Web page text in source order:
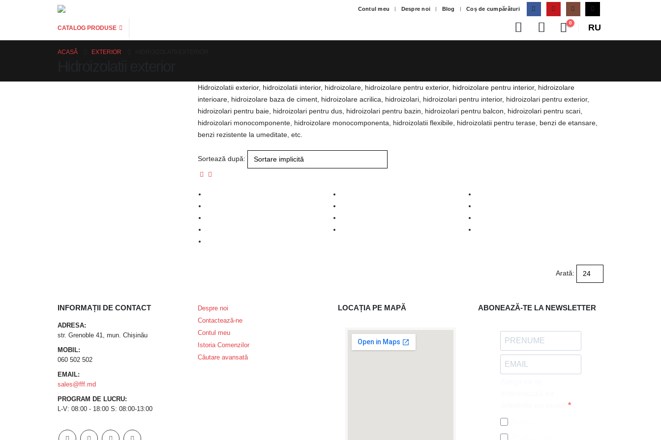
Contul meu Despre noi Blog Coș de cumpărături
CATALOG PRODUSE
0 RU
ACASĂ EXTERIOR
Hidroizolatii exterior, hidroizolatii interior, hidroizolare, hidroizolare pentru exterior, hidroizolare pentru interior, hidroizolare
interioare, hidroizolare baza de ciment, hidroizolare acrilica, hidroizolari, hidroizolari pentru interior, hidroizolari pentru exterior,
hidroizolari pentru baie, hidroizolari pentru dus, hidroizolari pentru bazin, hidroizolari pentru balcon, hidroizolari pentru scari,
hidroizolari monocomponente, hidroizolare monocomponenta, hidroizolatii flexibile, hidroizolatii pentru terase, benzi de etansare,
benzi rezistente la umeditate, etc.
Sortează după:
Arată:
INFORMAȚII DE CONTACT
ADRESA:
str. Grenoble 41, mun. Chișinău
MOBIL:
060 502 502
EMAIL:
sales@fff.md
PROGRAM DE LUCRU:
L-V: 08:00 - 18:00 S: 08:00-13:00
Despre noi
Contactează-ne
Contul meu
Istoria Comenzilor
Căutare avansată
LOCAȚIA PE MAPĂ ABONEAZĂ-TE LA NEWSLETTER